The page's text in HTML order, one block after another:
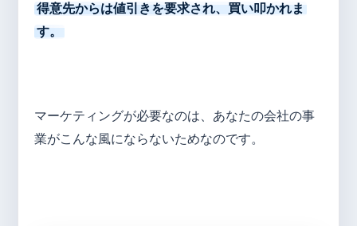
得意先からは値引きを要求され、買い叩かれま
す。
マーケティングが必要なのは、あなたの会社の事
業がこんな風にならないためなのです。